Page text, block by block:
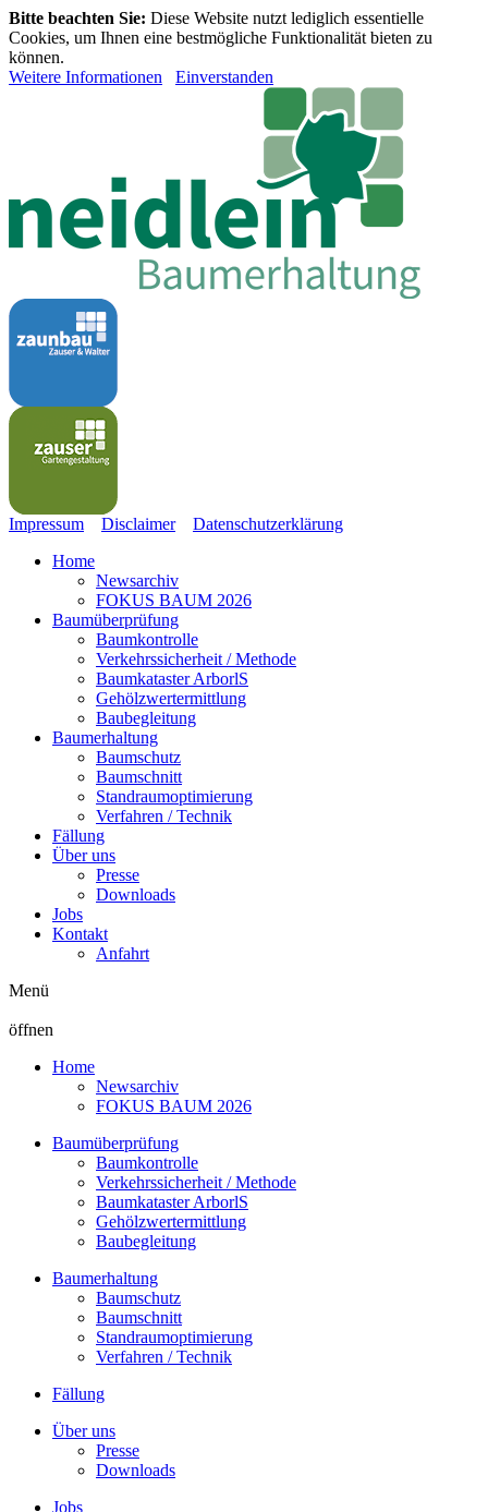
Bitte beachten Sie: Diese Website nutzt lediglich essentielle
Cookies, um Ihnen eine bestmögliche Funktionalität bieten zu
können.
Weitere Informationen
Einverstanden
Impressum Disclaimer Datenschutzerklärung
Home
Newsarchiv
FOKUS BAUM 2026
Baumüberprüfung
Baumkontrolle
Verkehrssicherheit / Methode
Baumkataster ArborlS
Gehölzwertermittlung
Baubegleitung
Baumerhaltung
Baumschutz
Baumschnitt
Standraumoptimierung
Verfahren / Technik
Fällung
Über uns
Presse
Downloads
Jobs
Kontakt
Anfahrt
Menü
öffnen
Home
Newsarchiv
FOKUS BAUM 2026
Baumüberprüfung
Baumkontrolle
Verkehrssicherheit / Methode
Baumkataster ArborlS
Gehölzwertermittlung
Baubegleitung
Baumerhaltung
Baumschutz
Baumschnitt
Standraumoptimierung
Verfahren / Technik
Fällung
Über uns
Presse
Downloads
Jobs